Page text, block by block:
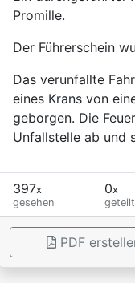
Promille.
Der Führerschein
Das verunfallte
eines Krans von
geborgen. Die
Unfallstelle ab und
397x
gesehen
0x
geteilt
PDF